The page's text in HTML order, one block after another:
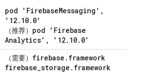
pod 'FirebaseMessaging' ,
'12. 10. 0'
（推荐） pod 'Firebase
Analytics' , '12. 10. 0'
（需要） firebase . framework
firebase_storage . framework